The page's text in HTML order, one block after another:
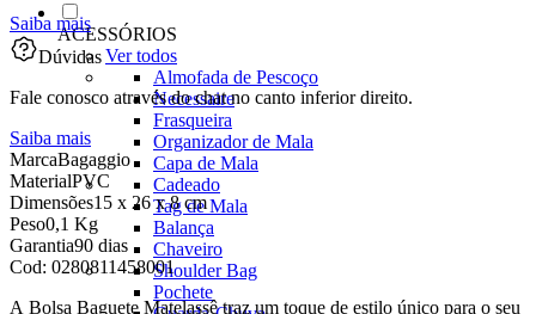
ACESSÓRIOS
Ver todos
Almofada de Pescoço
Necessaire
Frasqueira
Organizador de Mala
Capa de Mala
Cadeado
Tag de Mala
Balança
Chaveiro
Shoulder Bag
Pochete
Saiba mais
Dúvidas
Fale conosco através do chat no canto inferior direito.
Saiba mais
MarcaBagaggio
MaterialPVC
Dimensões15 x 26 x 8 cm
Peso0,1 Kg
Garantia90 dias
Cod: 0280811458001
A Bolsa Baguete Matelassê traz um toque de estilo único para o seu